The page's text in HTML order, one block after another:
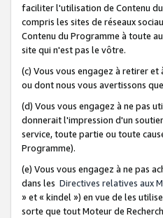
faciliter l'utilisation de Contenu
compris les sites de réseaux
Contenu du Programme à toute
site qui n'est pas le vôtre.
(c) Vous vous engagez à retirer
ou dont nous vous avertissons
(d) Vous vous engagez à ne pas
donnerait l'impression d'un
service, toute partie ou toute
Programme).
(e) Vous vous engagez à ne pas
dans les Directives relatives aux
» et « kindel ») en vue de les
sorte que tout Moteur de